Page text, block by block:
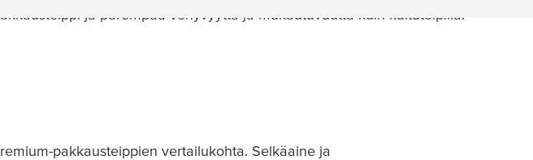
ja parempaa venyvyyttä ja mukautuvuutta kuin kuituteipillä.
pakkausteippien vertailukohta. Selkäaine ja